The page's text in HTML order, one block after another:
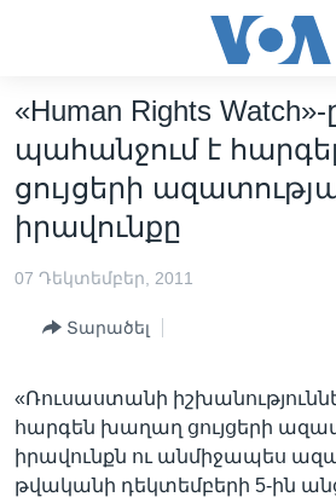
հիմնական
բովանդակությանը
անցնել
հիմնական
բովանդակությանը
բովանդակություն
ԳԼԽԱՎՈՐ ԷՋ
ԼՈՒՐԵՐ
ՍՓՅՈՒՌՔ
ՄԵՐ ՄԱՍԻՆ
ՄԵՐ ՄԱՍԻՆ
«ԱՄԵՐԻԿԱՅԻ ՁԱՅՆ»-Ի
ԿԱՊ ՄԵԶ ՀԵՏ
ՈՒԿՐԱԻՆԱԿԱՆ ՊԱՏԵՐԱԶՄ
Learning English
«Human Rights Watch»-
պահանջում է
ցույցերի
իրավունքը
07 Դեկտեմբեր, 2011
Տարածել
«Ռուսաստանի
հարգեն խաղաղ ցույցերի
իրավունքն ու անմիջապես
թվականի դեկտեմբերի 5-ին